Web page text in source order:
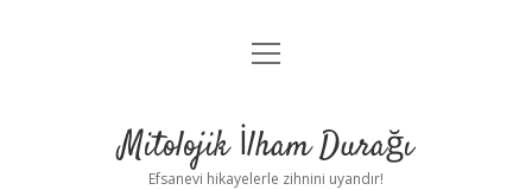
Anasayfa
Yasal Uyarı
menüyü
Mitolojik İlham Durağı
Efsanevi hikayelerle zihnini uyandır!